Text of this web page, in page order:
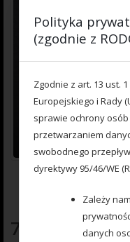
777 222 025
Polityka
(zgodnie z
Zgodnie z art. 13 ust.
Europejskiego i Rady
sprawie ochrony
przetwarzaniem
swobodnego
dyrektywy 95/46/WE
Zależy
danych